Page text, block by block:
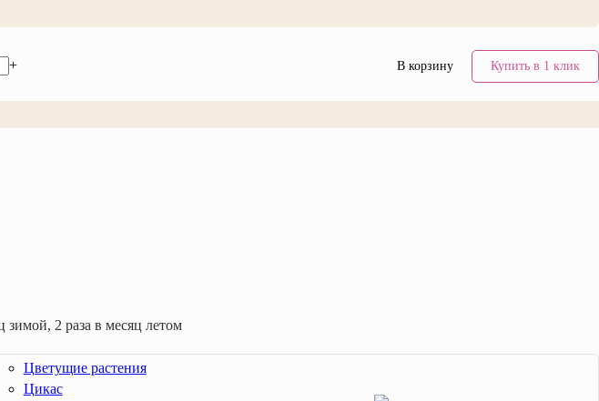
Цветущие растения
Цикас
+ В корзину Купить в 1 клик
зимой, 2 раза в месяц летом